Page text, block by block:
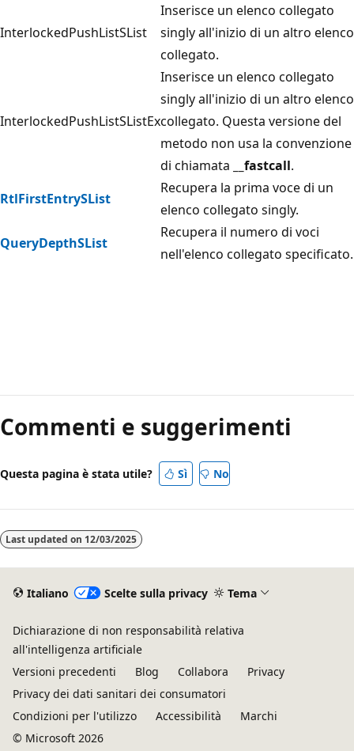
InterlockedPushListSList
Inserisce un elenco collegato
singly all'inizio di un altro elenco
collegato.
InterlockedPushListSListEx
Inserisce un elenco collegato
singly all'inizio di un altro elenco
collegato. Questa versione del
metodo non usa la convenzione
di chiamata
__fastcall.
RtlFirstEntrySList
Recupera la prima voce di un
elenco collegato singly.
QueryDepthSList
Recupera il numero di voci
nell'elenco collegato specificato.
di
lettura
Commenti e suggerimenti
Questa pagina è stata utile? Sì No
Last updated on 12/03/2025
Italiano Scelte sulla privacy Tema
Dichiarazione di non responsabilità relativa
all'intelligenza artificiale
Versioni precedenti
Blog Collabora
Privacy
Privacy dei dati sanitari dei consumatori
Condizioni per l'utilizzo
Accessibilità
Marchi
© Microsoft 2026